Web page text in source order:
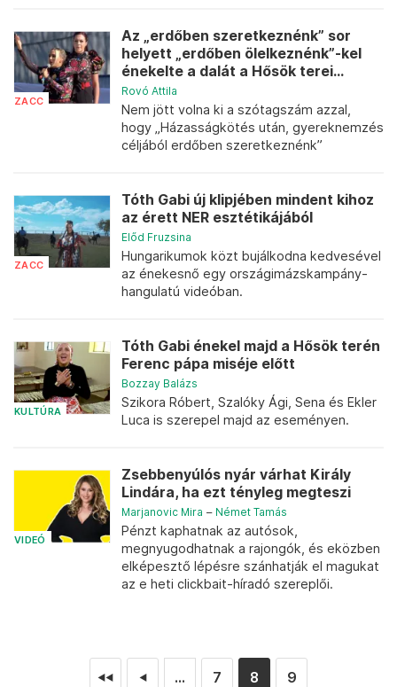
ZACC
Az „erdőben szeretkeznénk” sor
helyett „erdőben ölelkeznénk”-kel
énekelte a dalát a Hősök terei...
Rovó Attila
Nem jött volna ki a szótagszám azzal,
hogy „Házasságkötés után, gyereknemzés
céljából erdőben szeretkeznénk”
ZACC
Tóth Gabi új klipjében mindent kihoz
az érett NER esztétikájából
Előd Fruzsina
Hungarikumok közt bujálkodna kedvesével
az énekesnő egy országimázskampány-
hangulatú videóban.
KULTÚRA
Tóth Gabi énekel majd a Hősök terén
Ferenc pápa miséje előtt
Bozzay Balázs
Szikora Róbert, Szalóky Ági, Sena és Ekler
Luca is szerepel majd az eseményen.
VIDEÓ
Zsebbenyúlós nyár várhat Király
Lindára, ha ezt tényleg megteszi
Marjanovic Mira – Német Tamás
Pénzt kaphatnak az autósok,
megnyugodhatnak a rajongók, és eközben
elképesztő lépésre szánhatják el magukat
az e heti clickbait-híradó szereplői.
◄◄ ◄ ... 7 8 9